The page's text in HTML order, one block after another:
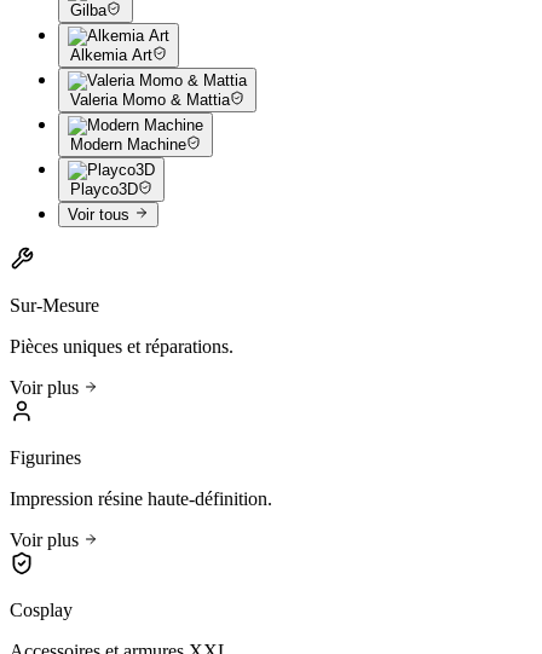
Gilba
Alkemia Art
Valeria Momo & Mattia
Modern Machine
Playco3D
Voir tous
Sur-Mesure
Pièces uniques et réparations.
Voir plus
Figurines
Impression résine haute-définition.
Voir plus
Cosplay